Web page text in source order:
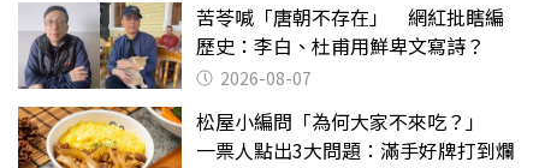
苦苓喊「唐朝不存在」 網紅批瞎編
歷史：李白、杜甫用鮮卑文寫詩？
2026-08-07
松屋小編問「為何大家不來吃？」
一票人點出3大問題：滿手好牌打到爛